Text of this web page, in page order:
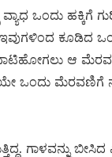
ವ್ಯಾಧ ಒಂದು ಹಕ್ಕಿಗೆ
ಇವುಗಳಿಂದ ಕೂಡಿದ
ದಾಟಿಹೋಗಲು ಆ
ಒಂದು
ಗಾಳವನ್ನು